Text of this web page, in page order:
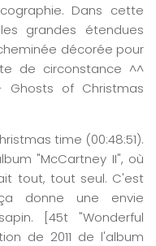
Dans cette
grandes étendues
décorée pour
de circonstance ^^
Ghosts of Christmas
hristmas time (00:48:51).
"McCartney II", où
tout, tout seul. C'est
donne une envie
[45t "Wonderful
de 2011 de l'album